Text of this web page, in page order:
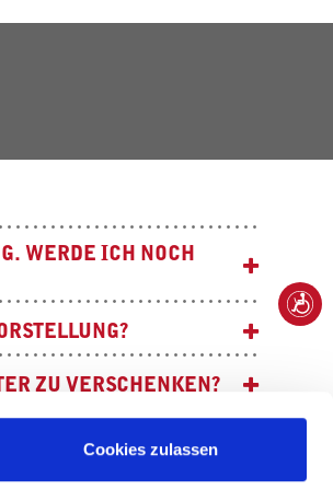
Cookies zulassen
WERDE ICH NOCH
ZU VERSCHENKEN?
GEREGELT?